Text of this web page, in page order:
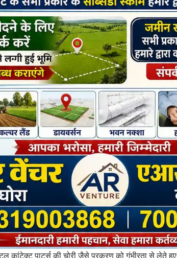
कांटेक्ट पार्ट्स की चोरी जैसे प्रकरण को गंभीरता से लेते हुए